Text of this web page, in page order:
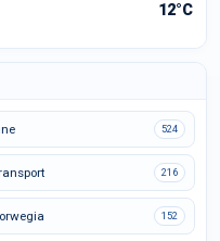
12°C
524
216
152